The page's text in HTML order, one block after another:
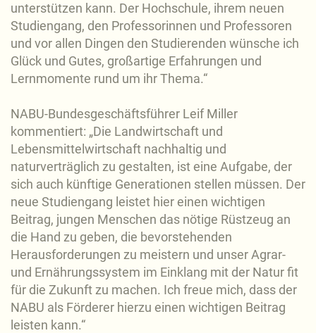
unterstützen kann. Der Hochschule, ihrem neuen
Studiengang, den Professorinnen und Professoren
und vor allen Dingen den Studierenden wünsche ich
Glück und Gutes, großartige Erfahrungen und
Lernmomente rund um ihr Thema.“
NABU-Bundesgeschäftsführer Leif Miller
kommentiert: „Die Landwirtschaft und
Lebensmittelwirtschaft nachhaltig und
naturverträglich zu gestalten, ist eine Aufgabe, der
sich auch künftige Generationen stellen müssen. Der
neue Studiengang leistet hier einen wichtigen
Beitrag, jungen Menschen das nötige Rüstzeug an
die Hand zu geben, die bevorstehenden
Herausforderungen zu meistern und unser Agrar-
und Ernährungssystem im Einklang mit der Natur fit
für die Zukunft zu machen. Ich freue mich, dass der
NABU als Förderer hierzu einen wichtigen Beitrag
leisten kann.“